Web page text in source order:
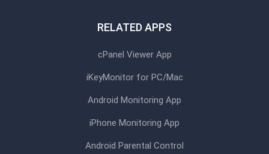
RELATED APPS
cPanel Viewer App
iKeyMonitor for PC/Mac
Android Monitoring App
iPhone Monitoring App
Android Parental Control